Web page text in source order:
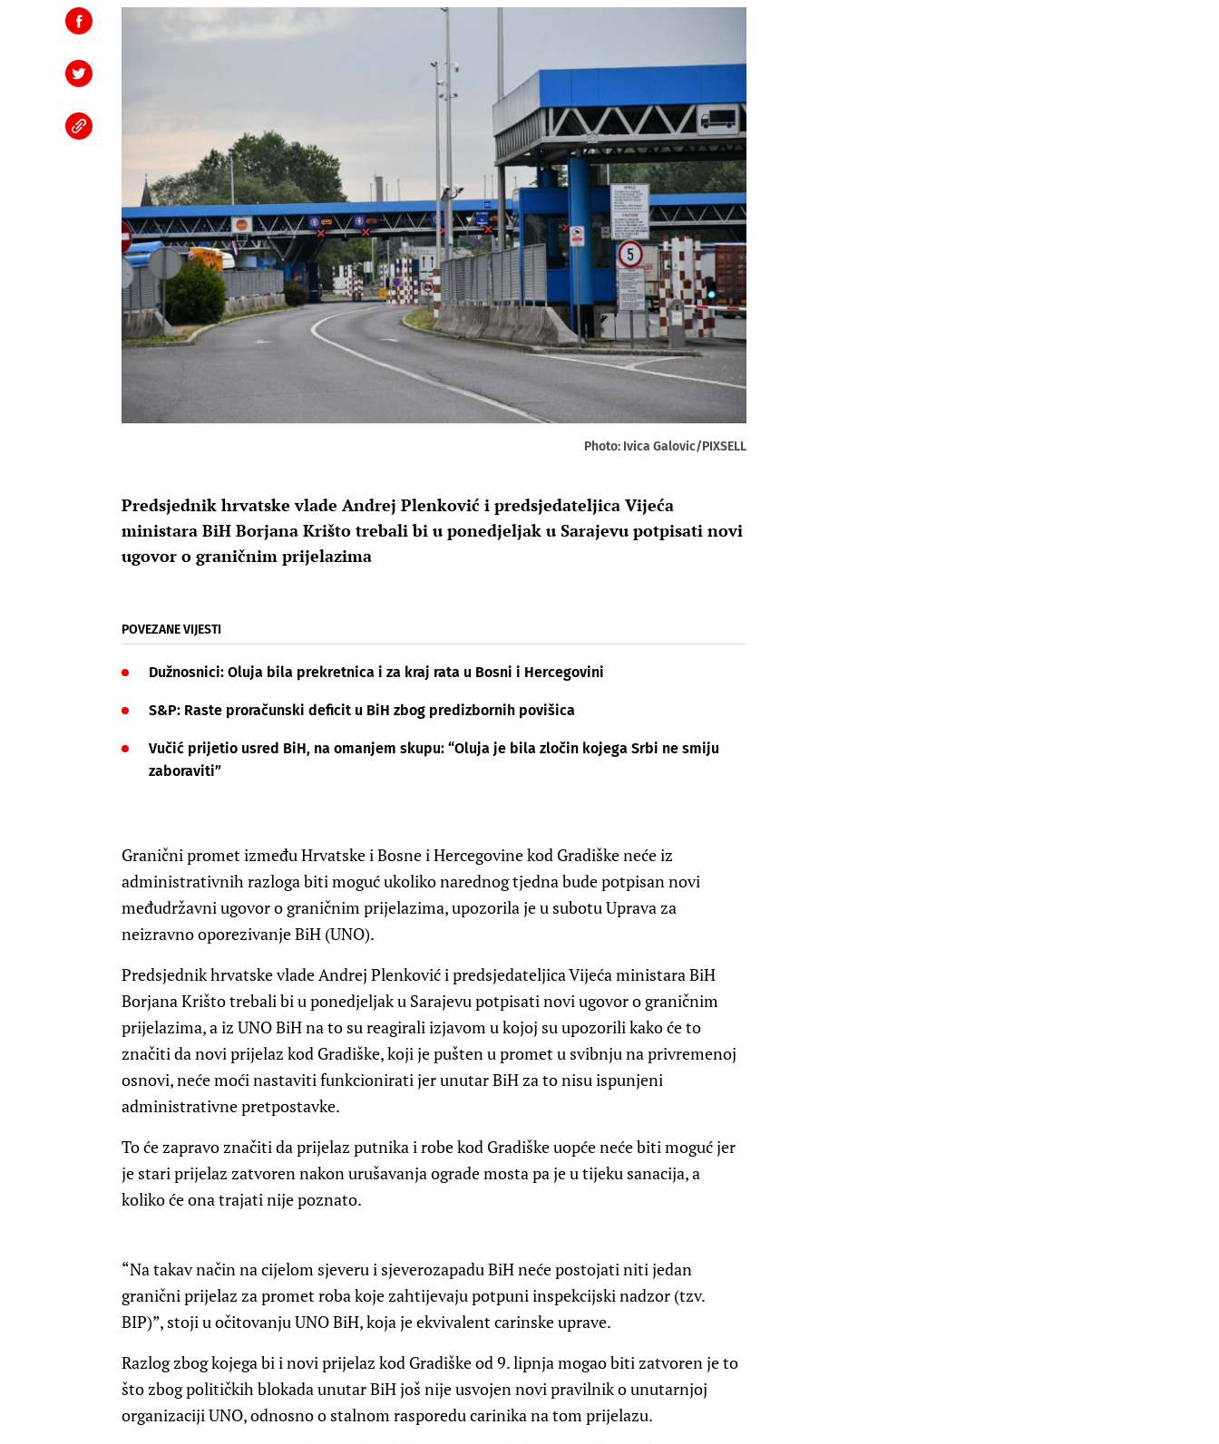
Photo: Ivica Galovic/PIXSELL
Predsjednik hrvatske vlade Andrej Plenković i predsjedateljica Vijeća
ministara BiH Borjana Krišto trebali bi u ponedjeljak u Sarajevu potpisati novi
ugovor o graničnim prijelazima
POVEZANE VIJESTI
Dužnosnici: Oluja bila prekretnica i za kraj rata u Bosni i Hercegovini
S&P: Raste proračunski deficit u BiH zbog predizbornih povišica
Vučić prijetio usred BiH, na omanjem skupu: “Oluja je bila zločin kojega Srbi ne smiju
zaboraviti”
Granični promet između Hrvatske i Bosne i Hercegovine kod Gradiške neće iz
administrativnih razloga biti moguć ukoliko narednog tjedna bude potpisan novi
međudržavni ugovor o graničnim prijelazima, upozorila je u subotu Uprava za
neizravno oporezivanje BiH (UNO).
Predsjednik hrvatske vlade Andrej Plenković i predsjedateljica Vijeća ministara BiH
Borjana Krišto trebali bi u ponedjeljak u Sarajevu potpisati novi ugovor o graničnim
prijelazima, a iz UNO BiH na to su reagirali izjavom u kojoj su upozorili kako će to
značiti da novi prijelaz kod Gradiške, koji je pušten u promet u svibnju na privremenoj
osnovi, neće moći nastaviti funkcionirati jer unutar BiH za to nisu ispunjeni
administrativne pretpostavke.
To će zapravo značiti da prijelaz putnika i robe kod Gradiške uopće neće biti moguć jer
je stari prijelaz zatvoren nakon urušavanja ograde mosta pa je u tijeku sanacija, a
koliko će ona trajati nije poznato.
“Na takav način na cijelom sjeveru i sjeverozapadu BiH neće postojati niti jedan
granični prijelaz za promet roba koje zahtijevaju potpuni inspekcijski nadzor (tzv.
BIP)”, stoji u očitovanju UNO BiH, koja je ekvivalent carinske uprave.
Razlog zbog kojega bi i novi prijelaz kod Gradiške od 9. lipnja mogao biti zatvoren je to
što zbog političkih blokada unutar BiH još nije usvojen novi pravilnik o unutarnjoj
organizaciji UNO, odnosno o stalnom rasporedu carinika na tom prijelazu.